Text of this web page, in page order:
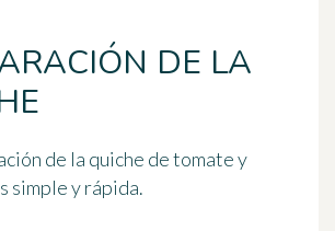
DE LA
de la quiche de tomate y
simple y rápida.